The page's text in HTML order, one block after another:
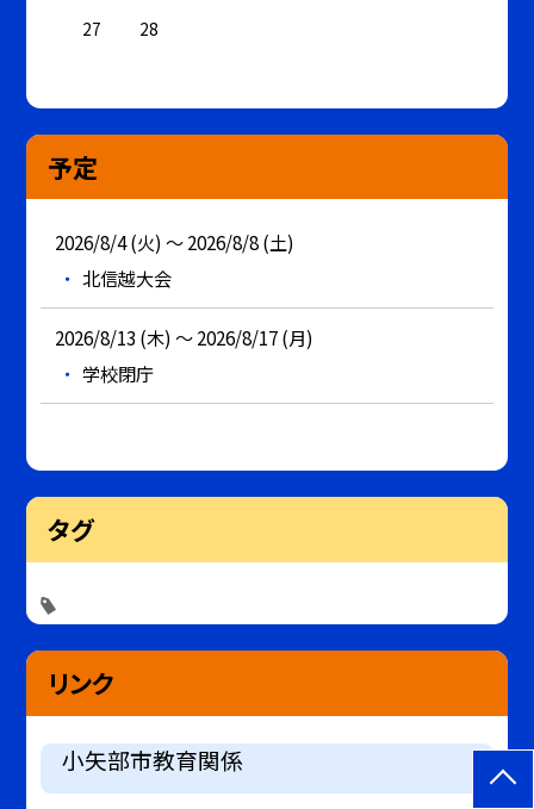
27
28
予定
2026/8/4 (火) ～ 2026/8/8 (土)
北信越大会
2026/8/13 (木) ～ 2026/8/17 (月)
学校閉庁
タグ
リンク
小矢部市教育関係